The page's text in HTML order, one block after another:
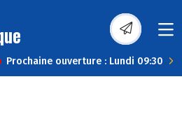
Prochaine ouverture : Lundi 09:30